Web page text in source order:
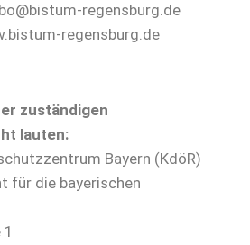
regensburg.de
regensburg.de
zuständigen
lauten:
Bayern (KdöR)
für die bayerischen